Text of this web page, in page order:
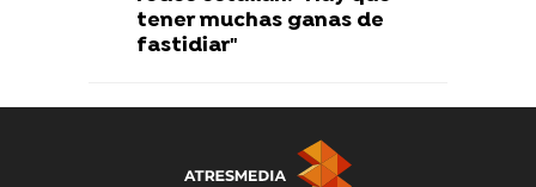
tener muchas ganas de
fastidiar"